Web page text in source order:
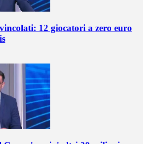
12 giocatori a zero euro